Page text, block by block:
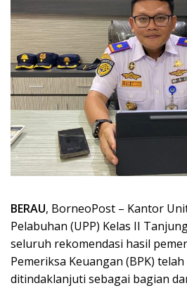
BERAU, BorneoPost – Kantor
Pelabuhan (UPP) Kelas II
seluruh rekomendasi hasil
Pemeriksa Keuangan (BPK)
ditindaklanjuti sebagai bagian